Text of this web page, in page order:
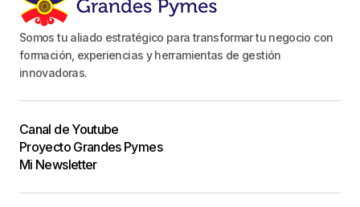
Somos tu aliado estratégico para transformar tu negocio con
formación, experiencias y herramientas de gestión
innovadoras.
Canal de Youtube
Proyecto Grandes Pymes
Mi Newsletter